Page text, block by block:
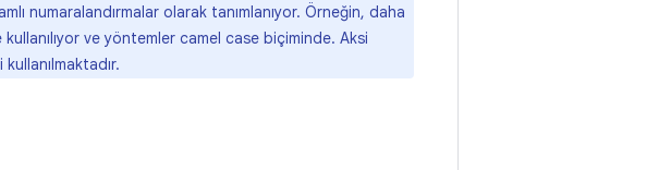
numaralandırmalar olarak tanımlanıyor. Örneğin, daha
kullanılıyor ve yöntemler camel case biçiminde. Aksi